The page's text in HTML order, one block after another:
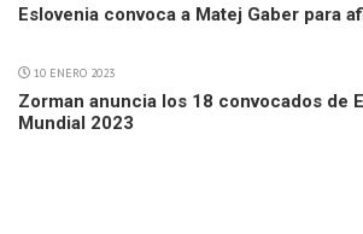
Eslovenia convoca a Matej Gaber para
10 ENERO 2023
Zorman anuncia los 18 convocados de
Mundial 2023